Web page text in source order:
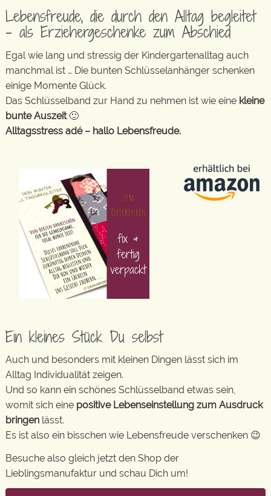
Lebensfreude, die durch den Alltag begleitet
– als Erziehergeschenke zum Abschied
Egal wie lang und stressig der Kindergartenalltag auch
manchmal ist … Die bunten Schlüsselanhänger schenken
einige Momente Glück.
Das Schlüsselband zur Hand zu nehmen ist wie eine kleine
bunte Auszeit🙂
Alltagsstress adé – hallo Lebensfreude.
Ein kleines Stück Du selbst
Auch und besonders mit kleinen Dingen lässt sich im
Alltag Individualität zeigen.
Und so kann ein schönes Schlüsselband etwas sein,
womit sich eine positive Lebenseinstellung zum Ausdruck
bringen lässt.
Es ist also ein bisschen wie Lebensfreude verschenken 😉
Besuche also gleich jetzt den Shop der
Lieblingsmanufaktur und schau Dich um!